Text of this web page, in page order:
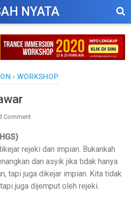
NYATA
› WORKSHOP
Comment
rejeki dan impian. Bukankah
dan asyik jika tidak hanya
tapi juga dikejar impian. Kita tidak
juga dijemput oleh rejeki.